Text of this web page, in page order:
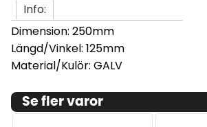
Info:
Dimension: 250mm
Längd/Vinkel: 125mm
Material/Kulör: GALV
Se fler varor